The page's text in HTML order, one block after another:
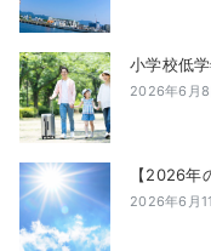
小学校低
2026年6月8
【2026年
2026年6月